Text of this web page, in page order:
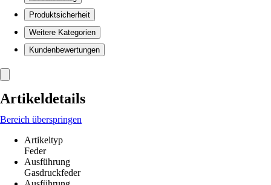
Produktsicherheit
Weitere Kategorien
Kundenbewertungen
Artikeldetails
Bereich überspringen
Artikeltyp
Feder
Ausführung
Gasdruckfeder